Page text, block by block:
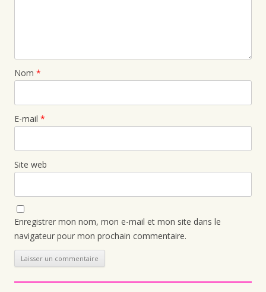
Nom *
E-mail *
Site web
Enregistrer mon nom, mon e-mail et mon site dans le
navigateur pour mon prochain commentaire.